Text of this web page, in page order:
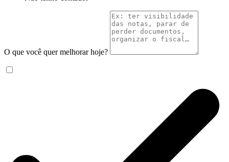
O que você quer melhorar hoje?